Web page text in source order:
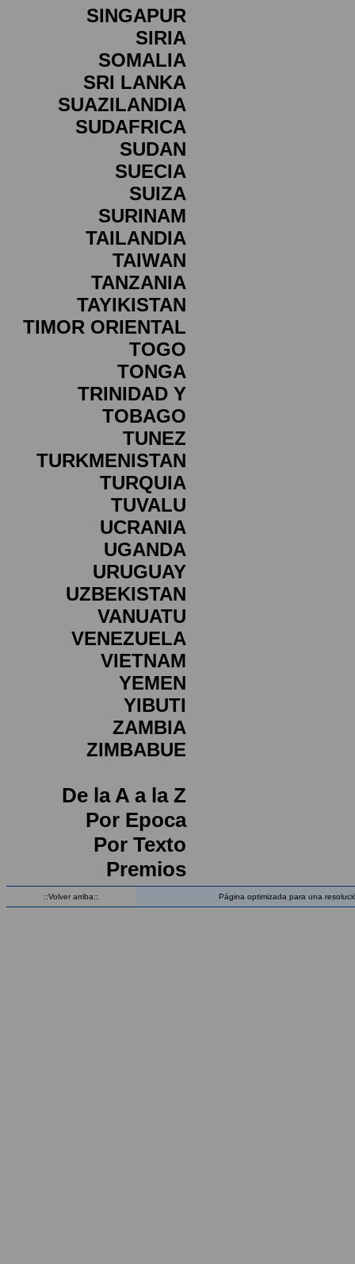
SINGAPUR
SIRIA
SOMALIA
SRI LANKA
SUAZILANDIA
SUDAFRICA
SUDAN
SUECIA
SUIZA
SURINAM
TAILANDIA
TAIWAN
TANZANIA
TAYIKISTAN
TIMOR ORIENTAL
TOGO
TONGA
TRINIDAD Y
TOBAGO
TUNEZ
TURKMENISTAN
TURQUIA
TUVALU
UCRANIA
UGANDA
URUGUAY
UZBEKISTAN
VANUATU
VENEZUELA
VIETNAM
YEMEN
YIBUTI
ZAMBIA
ZIMBABUE
De la A a la Z
Por Epoca
Por Texto
Premios
::Volver arriba:: Página optimizada para una